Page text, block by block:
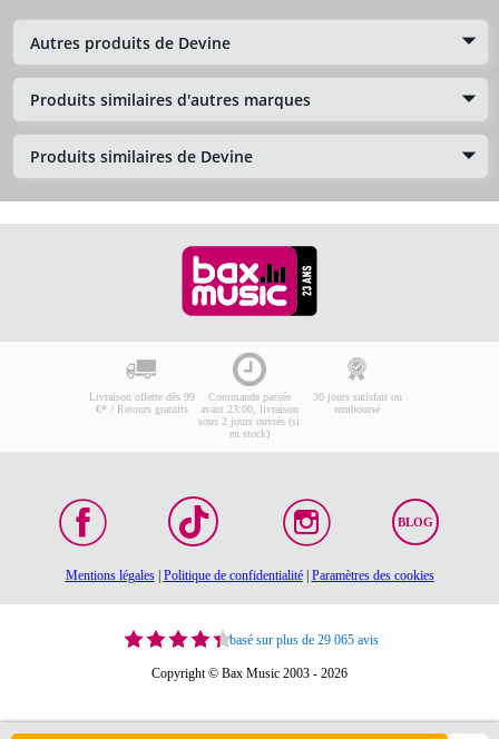
Autres produits de Devine
Produits similaires d'autres marques
Produits similaires de Devine
Livraison offerte dès 99
€* / Retours gratuits
Commande passée
avant 23:00, livraison
sous 2 jours ouvrés (si
en stock)
30 jours satisfait ou
remboursé
BLOG
Mentions légales| Politique de confidentialité| Paramètres des cookies
basé sur plus de 29 065 avis
Copyright © Bax Music 2003 - 2026